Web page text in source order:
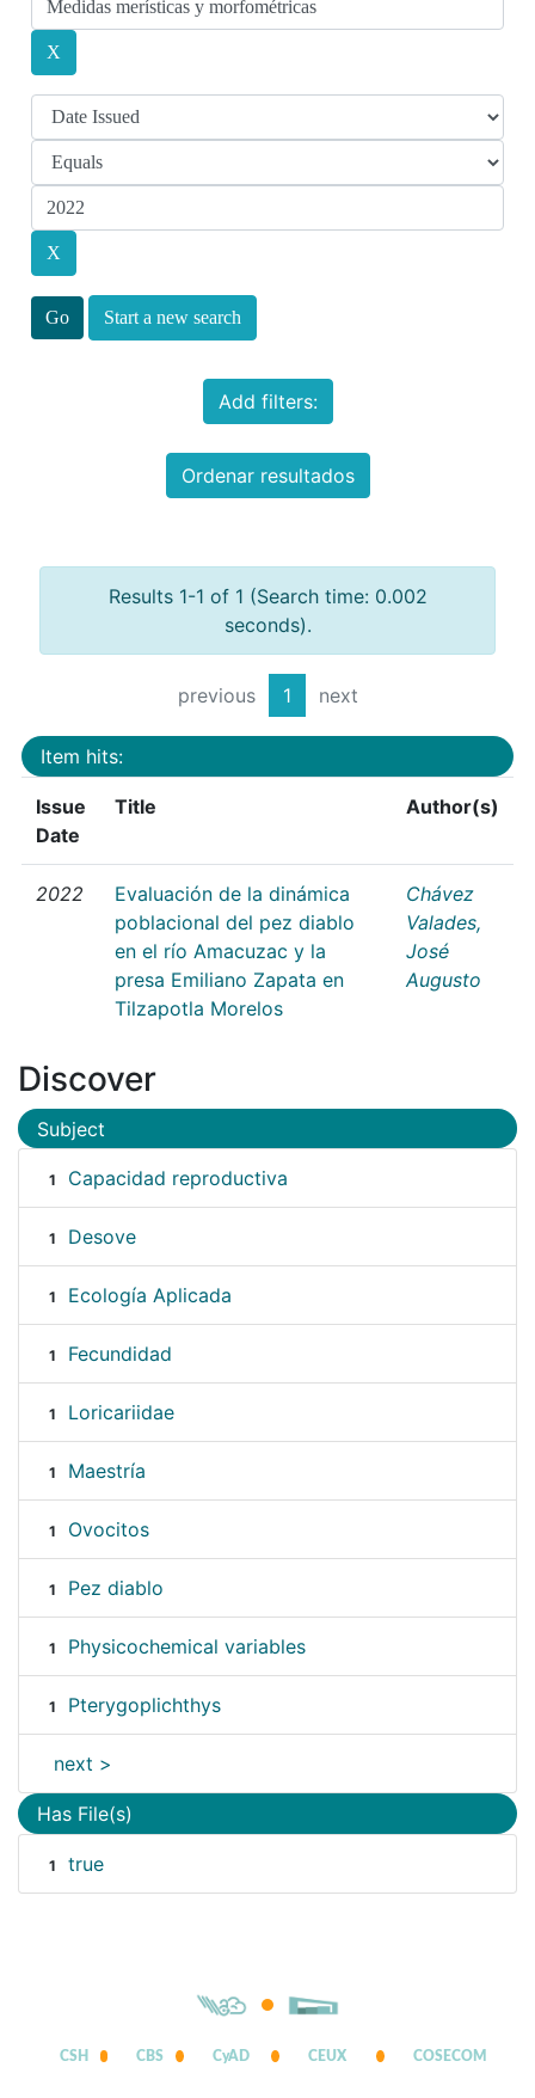
Start a new search
Add filters:
Ordenar resultados
Results 1-1 of 1 (Search time: 0.002
seconds).
previous 1 next
Item hits:
Issue
Date
Title Author(s)
2022
Evaluación de la dinámica
poblacional del pez diablo
en el río Amacuzac y la
presa Emiliano Zapata en
Tilzapotla Morelos
Chávez
Valades,
José
Augusto
Discover
Subject
1 Capacidad reproductiva
1 Desove
1 Ecología Aplicada
1 Fecundidad
1 Loricariidae
1 Maestría
1 Ovocitos
1 Pez diablo
1 Physicochemical variables
1 Pterygoplichthys
next >
Has File(s)
1 true
CSH CBS CyAD CEUX COSECOM